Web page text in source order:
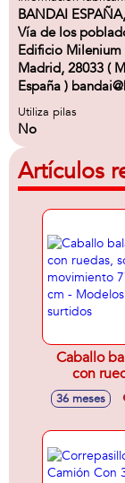
BANDAI
Vía de los
Edificio Milenium
Madrid, 28033 (
España )
Utiliza pilas
No
Artículos
Caballo
con
36 meses